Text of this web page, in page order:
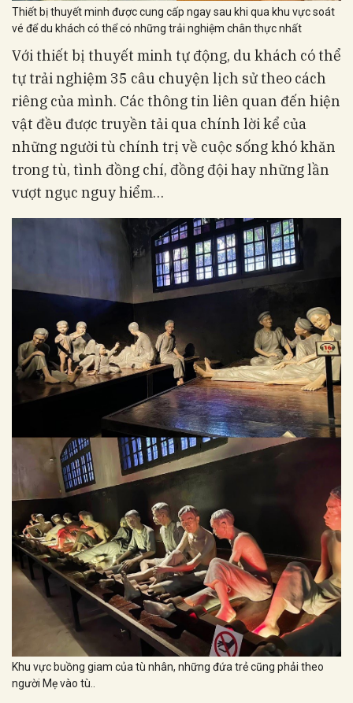
Thiết bị thuyết minh được cung cấp ngay sau khi qua khu vực soát
vé để du khách có thể có những trải nghiệm chân thực nhất
Với thiết bị thuyết minh tự động, du khách có thể
tự trải nghiệm 35 câu chuyện lịch sử theo cách
riêng của mình. Các thông tin liên quan đến hiện
vật đều được truyền tải qua chính lời kể của
những người tù chính trị về cuộc sống khó khăn
trong tù, tình đồng chí, đồng đội hay những lần
vượt ngục nguy hiểm…
Khu vực buồng giam của tù nhân, những đứa trẻ cũng phải theo
người Mẹ vào tù..